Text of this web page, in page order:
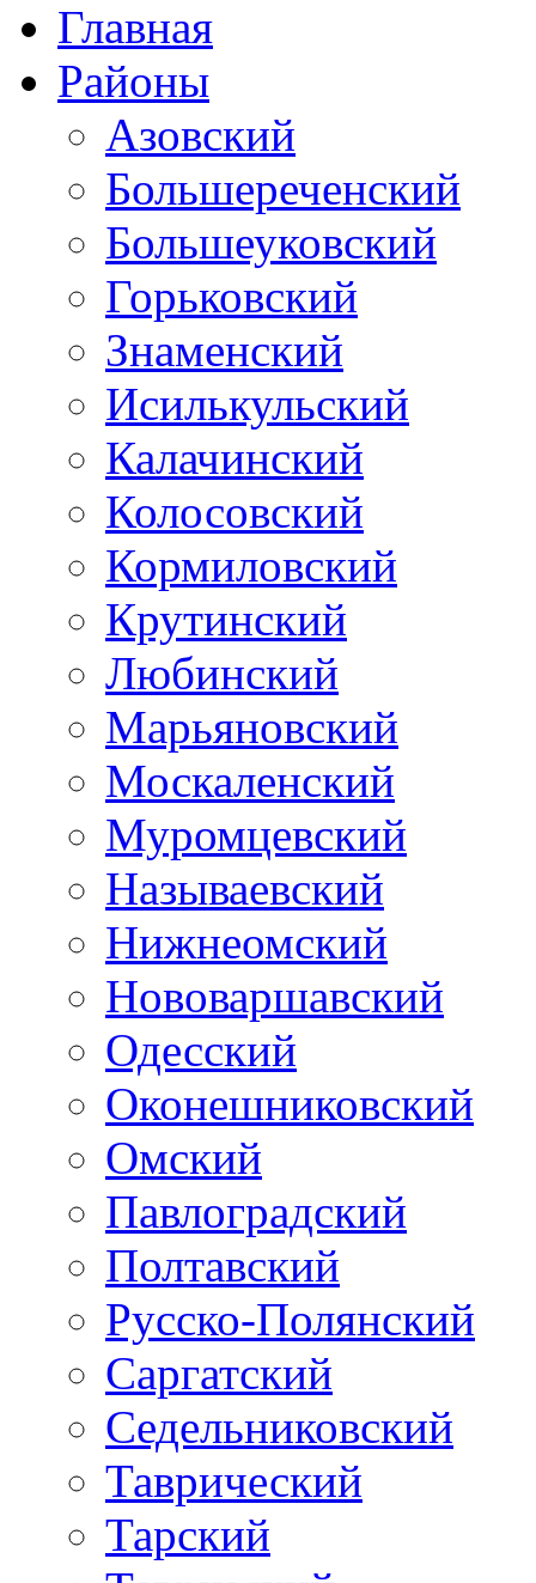
Главная
Районы
Азовский
Большереченский
Большеуковский
Горьковский
Знаменский
Исилькульский
Калачинский
Колосовский
Кормиловский
Крутинский
Любинский
Марьяновский
Москаленский
Муромцевский
Называевский
Нижнеомский
Нововаршавский
Одесский
Оконешниковский
Омский
Павлоградский
Полтавский
Русско-Полянский
Саргатский
Седельниковский
Таврический
Тарский